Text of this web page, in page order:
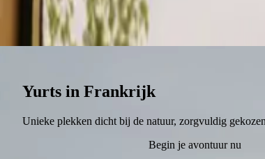
Yurts in Frankrijk
Unieke plekken dicht bij de natuur, zorgvuldig
Begin je avontuur nu